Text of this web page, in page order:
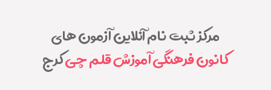
مرکز ثبت نام آنلاین آزمون های
کانون فرهنگی آموزش قلم چیکرج